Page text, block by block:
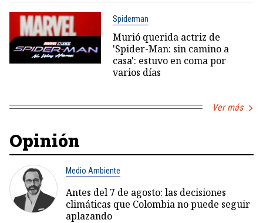
Spiderman
Murió querida actriz de
'Spider-Man: sin camino a
casa': estuvo en coma por
varios días
Ver más
Opinión
Medio Ambiente
Antes del 7 de agosto: las decisiones
climáticas que Colombia no puede seguir
aplazando